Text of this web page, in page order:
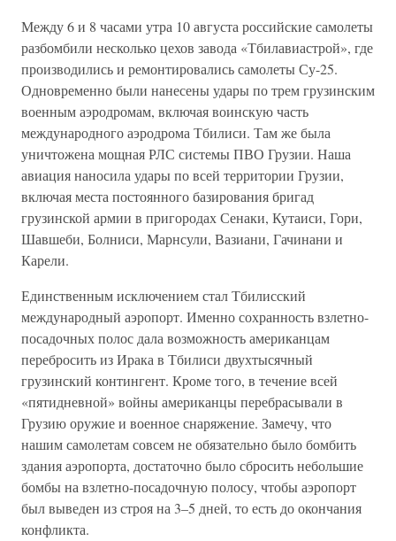
Между 6 и 8 часами утра 10 августа российские самолеты
разбомбили несколько цехов завода «Тбилавиастрой», где
производились и ремонтировались самолеты Су-25.
Одновременно были нанесены удары по трем грузинским
военным аэродромам, включая воинскую часть
международного аэродрома Тбилиси. Там же была
уничтожена мощная РЛС системы ПВО Грузии. Наша
авиация наносила удары по всей территории Грузии,
включая места постоянного базирования бригад
грузинской армии в пригородах Сенаки, Кутаиси, Гори,
Шавшеби, Болниси, Марнсули, Вазиани, Гачинани и
Карели.
Единственным исключением стал Тбилисский
международный аэропорт. Именно сохранность взлетно-
посадочных полос дала возможность американцам
перебросить из Ирака в Тбилиси двухтысячный
грузинский контингент. Кроме того, в течение всей
«пятидневной» войны американцы перебрасывали в
Грузию оружие и военное снаряжение. Замечу, что
нашим самолетам совсем не обязательно было бомбить
здания аэропорта, достаточно было сбросить небольшие
бомбы на взлетно-посадочную полосу, чтобы аэропорт
был выведен из строя на 3–5 дней, то есть до окончания
конфликта.